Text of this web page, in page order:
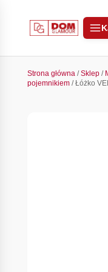
Strona główna/Sklep/
pojemnikiem/ Łóżko